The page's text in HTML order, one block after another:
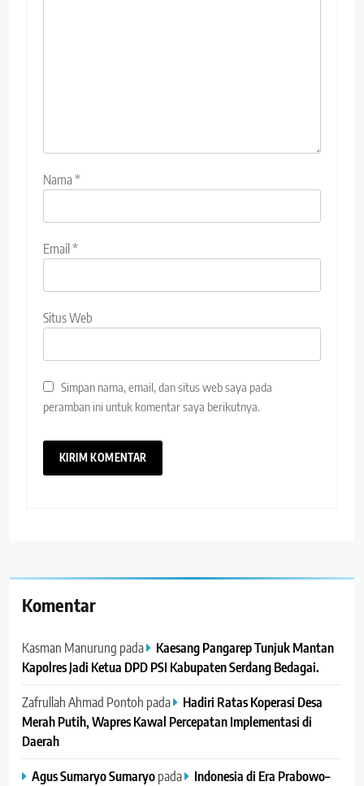
Nama*
Email *
Situs Web
Simpan nama, email, dan situs web saya pada
peramban ini untuk komentar saya berikutnya.
Komentar
Kasman Manurung pada
Kaesang Pangarep Tunjuk Mantan
Kapolres Jadi Ketua DPD PSI Kabupaten Serdang Bedagai. ‎ ‎
Zafrullah Ahmad Pontoh pada
Hadiri Ratas Koperasi Desa
Merah Putih, Wapres Kawal Percepatan Implementasi di
Daerah
Agus Sumaryo Sumaryopada
Indonesia di Era Prabowo–